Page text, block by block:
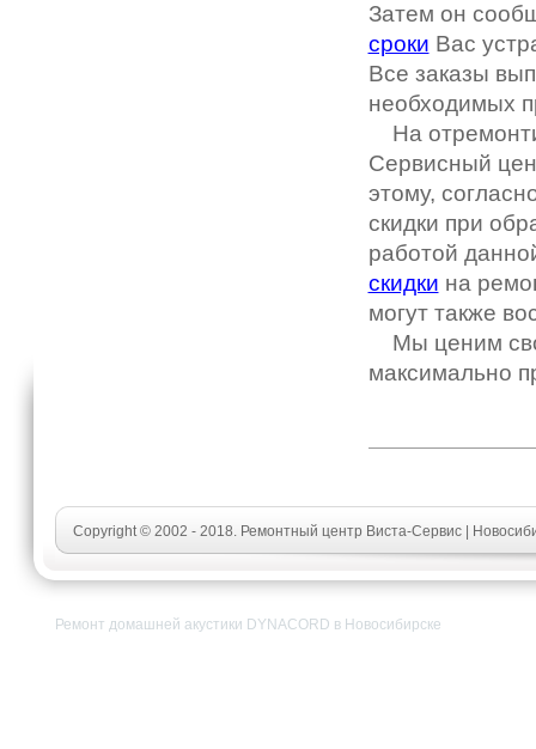
Затем он
сроки Вас
Все заказы
необходимых
На
Сервисный
этому,
скидки при
работой
скидки на
могут также
Мы ценим
максимально
Copyright © 2002 - 2018. Ремонтный центр Виста-Сервис |
Ремонт домашней акустики DYNACORD в Новосибирске